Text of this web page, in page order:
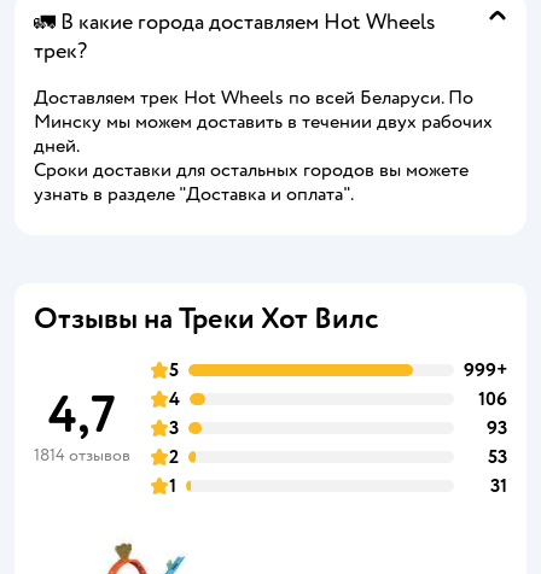
🚛 В какие города доставляем Hot Wheels
трек?
Доставляем трек Hot Wheels по всей Беларуси. По
Минску мы можем доставить в течении двух рабочих
дней.
Сроки доставки для остальных городов вы можете
узнать в разделе "Доставка и оплата".
Отзывы на Треки Хот Вилс
4,7
1814 отзывов
5
999+
4
106
3
93
2
53
1
31